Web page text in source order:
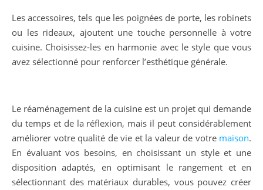
Les accessoires, tels que les poignées de porte, les robinets
ou les rideaux, ajoutent une touche personnelle à votre
cuisine. Choisissez-les en harmonie avec le style que vous
avez sélectionné pour renforcer l’esthétique générale.
Le réaménagement de la cuisine est un projet qui demande
du temps et de la réflexion, mais il peut considérablement
améliorer votre qualité de vie et la valeur de votre maison.
En évaluant vos besoins, en choisissant un style et une
disposition adaptés, en optimisant le rangement et en
sélectionnant des matériaux durables, vous pouvez créer